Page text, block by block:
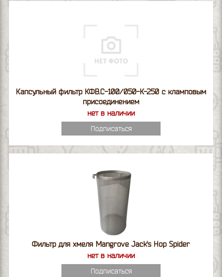
Капсульный фильтр КФВ.С-100/050-К-250 с кламповым
присоединением
нет в наличии
Подписаться
Фильтр для хмеля Mangrove Jack's Hop Spider
нет в наличии
Подписаться